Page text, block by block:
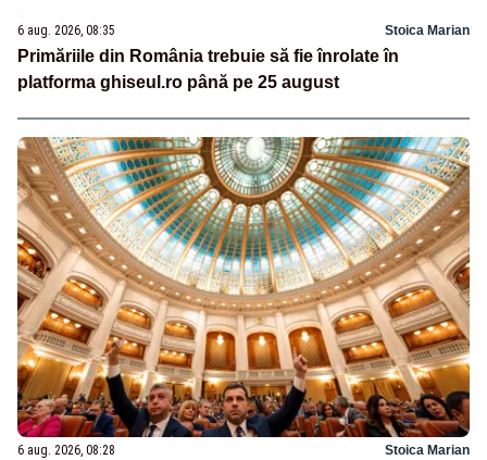
6 aug. 2026, 08:35 Stoica Marian
Primăriile din România trebuie să fie înrolate în
platforma ghiseul.ro până pe 25 august
6 aug. 2026, 08:28 Stoica Marian